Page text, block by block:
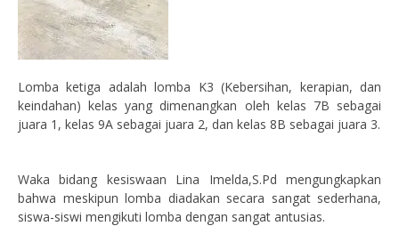
Lomba ketiga adalah lomba K3 (Kebersihan, kerapian, dan
keindahan) kelas yang dimenangkan oleh kelas 7B sebagai
juara 1, kelas 9A sebagai juara 2, dan kelas 8B sebagai juara 3.
Waka bidang kesiswaan Lina Imelda,S.Pd mengungkapkan
bahwa meskipun lomba diadakan secara sangat sederhana,
siswa-siswi mengikuti lomba dengan sangat antusias.